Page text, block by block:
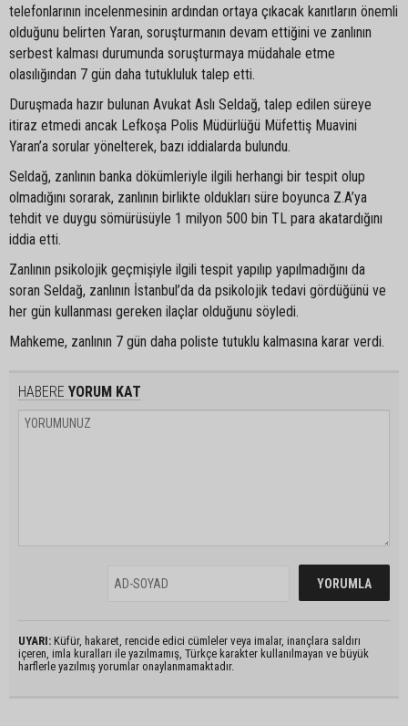
telefonlarının incelenmesinin ardından ortaya çıkacak kanıtların önemli
olduğunu belirten Yaran, soruşturmanın devam ettiğini ve zanlının
serbest kalması durumunda soruşturmaya müdahale etme
olasılığından 7 gün daha tutukluluk talep etti.
Duruşmada hazır bulunan Avukat Aslı Seldağ, talep edilen süreye
itiraz etmedi ancak Lefkoşa Polis Müdürlüğü Müfettiş Muavini
Yaran’a sorular yönelterek, bazı iddialarda bulundu.
Seldağ, zanlının banka dökümleriyle ilgili herhangi bir tespit olup
olmadığını sorarak, zanlının birlikte oldukları süre boyunca Z.A’ya
tehdit ve duygu sömürüsüyle 1 milyon 500 bin TL para akatardığını
iddia etti.
Zanlının psikolojik geçmişiyle ilgili tespit yapılıp yapılmadığını da
soran Seldağ, zanlının İstanbul’da da psikolojik tedavi gördüğünü ve
her gün kullanması gereken ilaçlar olduğunu söyledi.
Mahkeme, zanlının 7 gün daha poliste tutuklu kalmasına karar verdi.
HABERE YORUM KAT
UYARI: Küfür, hakaret, rencide edici cümleler veya imalar, inançlara saldırı
içeren, imla kuralları ile yazılmamış, Türkçe karakter kullanılmayan ve büyük
harflerle yazılmış yorumlar onaylanmamaktadır.